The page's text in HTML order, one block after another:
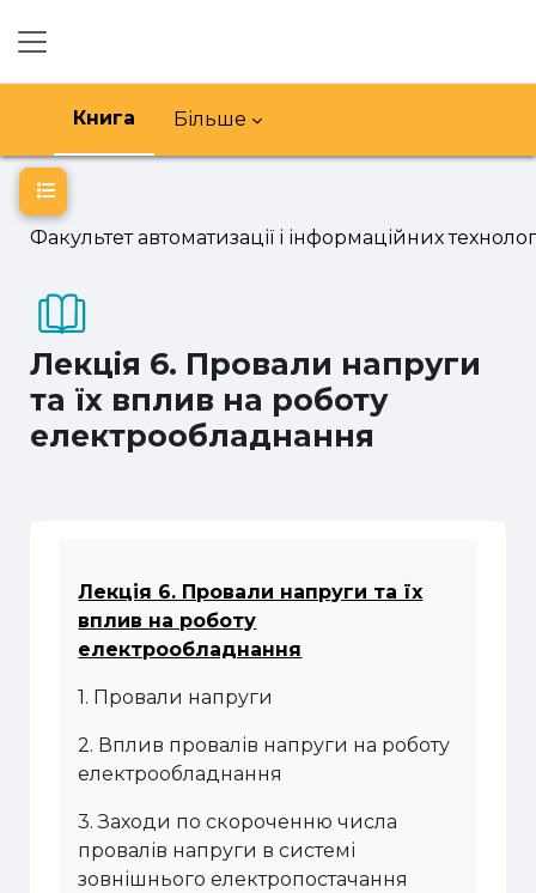
Книга Більше
Факультет автоматизації і інформаційних
Лекція 6. Провали напруги
та їх вплив на роботу
електрообладнання
Відкритий покажчик курсу
Лекція 6. Провали напруги та їх
вплив на роботу
електрообладнання
1. Провали напруги
2. Вплив провалів напруги на роботу
електрообладнання
3. Заходи по скороченню числа
провалів напруги в системі
зовнішнього електропостачання